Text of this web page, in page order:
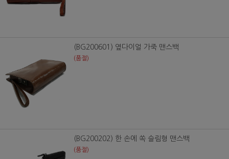
(BG200601) 옆다이얼 가죽 맨스백
(품절)
(BG200202) 한 손에 쏙 슬림형 맨스백
(품절)